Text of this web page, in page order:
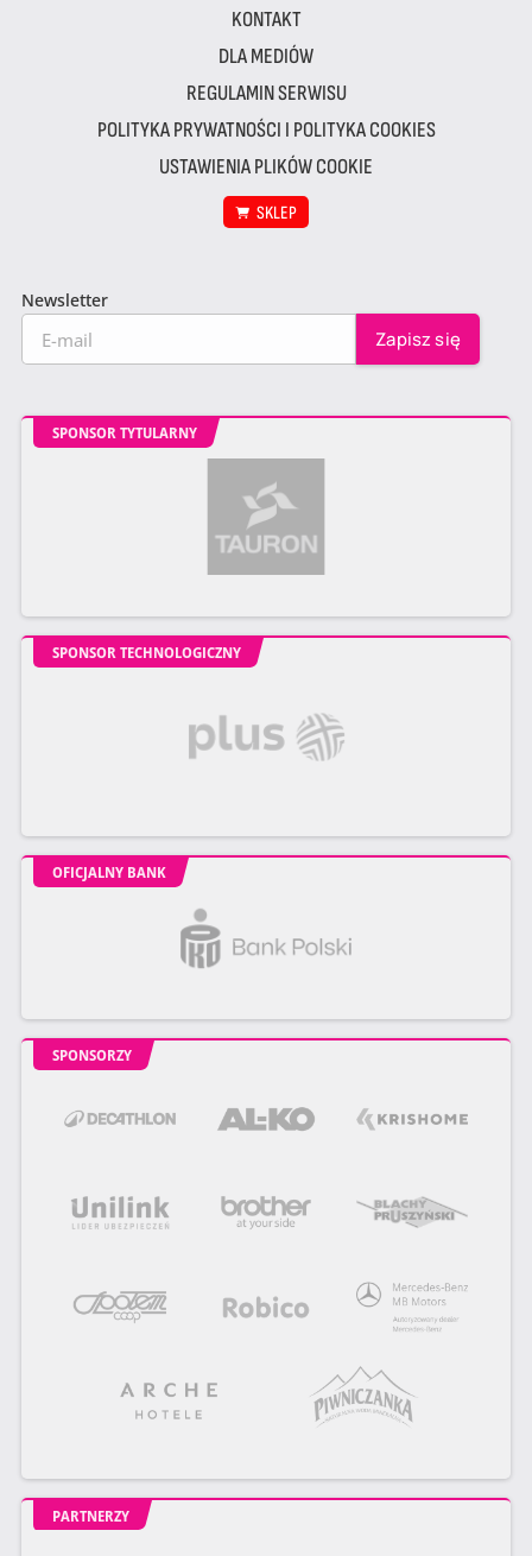
KONTAKT
DLA MEDIÓW
REGULAMIN SERWISU
POLITYKA PRYWATNOŚCI I POLITYKA COOKIES
USTAWIENIA PLIKÓW COOKIE
SKLEP
Newsletter
SPONSOR TYTULARNY
SPONSOR TECHNOLOGICZNY
OFICJALNY BANK
SPONSORZY
PARTNERZY